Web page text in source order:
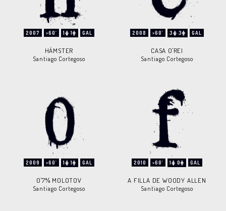
2007 >60' 1 1 GAL
HÁMSTER
Santiago Cortegoso
2008 >60' 3 3 GAL
CASA O'REI
Santiago Cortegoso
2009 >60' 1 1 GAL
0'7% MOLOTOV
Santiago Cortegoso
2010 >60' 1 0 GAL
A FILLA DE WOODY ALLEN
Santiago Cortegoso